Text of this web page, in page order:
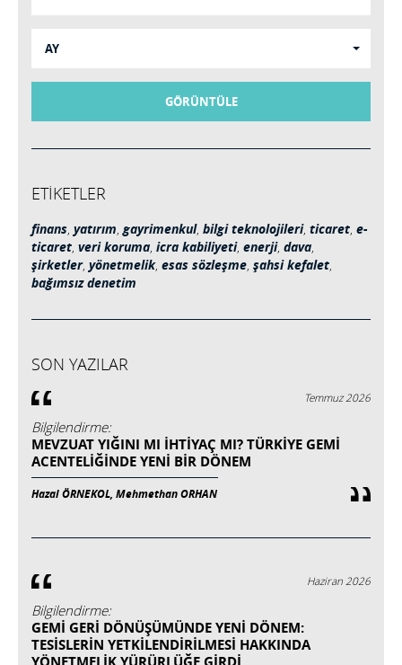
AY
GÖRÜNTÜLE
ETİKETLER
finans, yatırım,gayrimenkul, bilgi teknolojileri, ticaret, e-
ticaret, veri koruma, icra kabiliyeti, enerji, dava,
şirketler, yönetmelik, esas sözleşme, şahsi kefalet,
bağımsız denetim
SON YAZILAR
Temmuz 2026
Bilgilendirme:
MEVZUAT YIĞINI MI İHTIYAÇ MI? TÜRKIYE GEMI
ACENTELIĞINDE YENI BIR DÖNEM
Hazal ÖRNEKOL, Mehmethan ORHAN
Haziran 2026
Bilgilendirme:
GEMİ GERİ DÖNÜŞÜMÜNDE YENİ DÖNEM:
TESİSLERİN YETKİLENDİRİLMESİ HAKKINDA